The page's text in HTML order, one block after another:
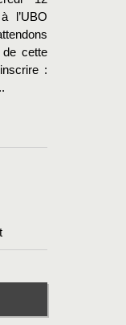
l’UBO
de cette
: